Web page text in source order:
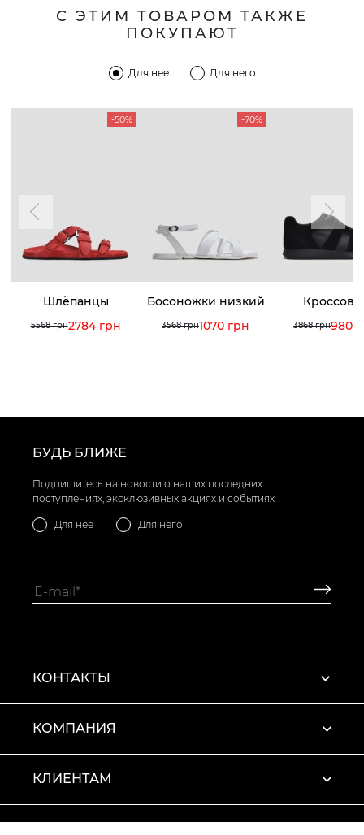
С ЭТИМ ТОВАРОМ ТАКЖЕ
ПОКУПАЮТ
Для нее Для него
-50%
Шлёпанцы
5568 грн2784 грн
-70%
Босоножки низкий
3568 грн1070 грн 3868 грн980
БУДЬ БЛИЖЕ
Подпишитесь на новости о наших последних
поступлениях, эксклюзивных акциях и событиях
Для нее Для него
КОНТАКТЫ
КОМПАНИЯ
КЛИЕНТАМ